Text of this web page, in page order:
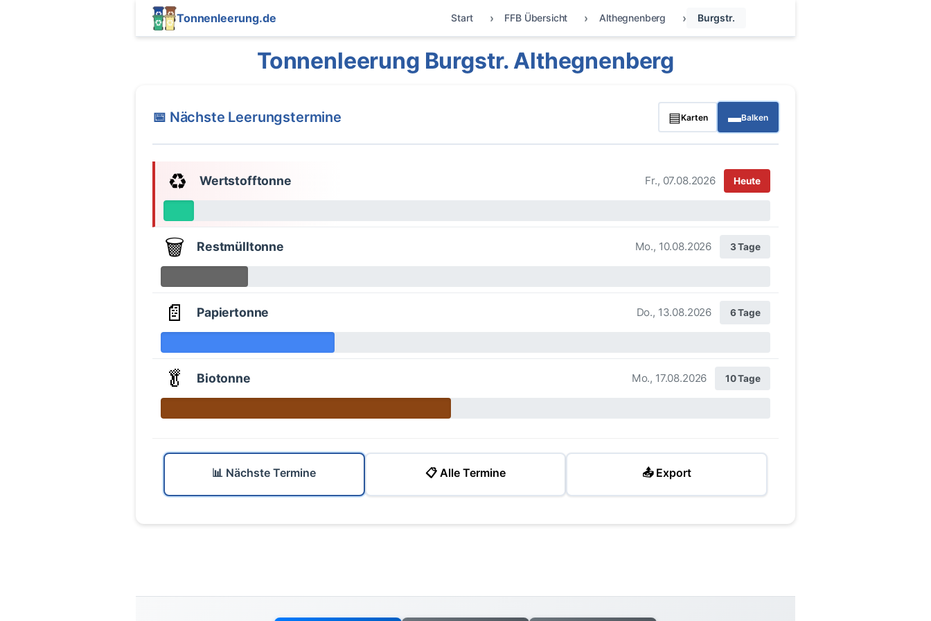
Tonnenleerung.de Start FFB Übersicht Althegnenberg Burgstr.
Tonnenleerung Burgstr. Althegnenberg
📅 Nächste Leerungstermine ▤Karten ▬Balken
♻️ Wertstofftonne Fr., 07.08.2026 Heute
🗑️ Restmülltonne Mo., 10.08.2026 3 Tage
📄 Papiertonne Do., 13.08.2026 6 Tage
🥬 Biotonne Mo., 17.08.2026 10 Tage
📊 Nächste Termine 📋 Alle Termine 📤 Export